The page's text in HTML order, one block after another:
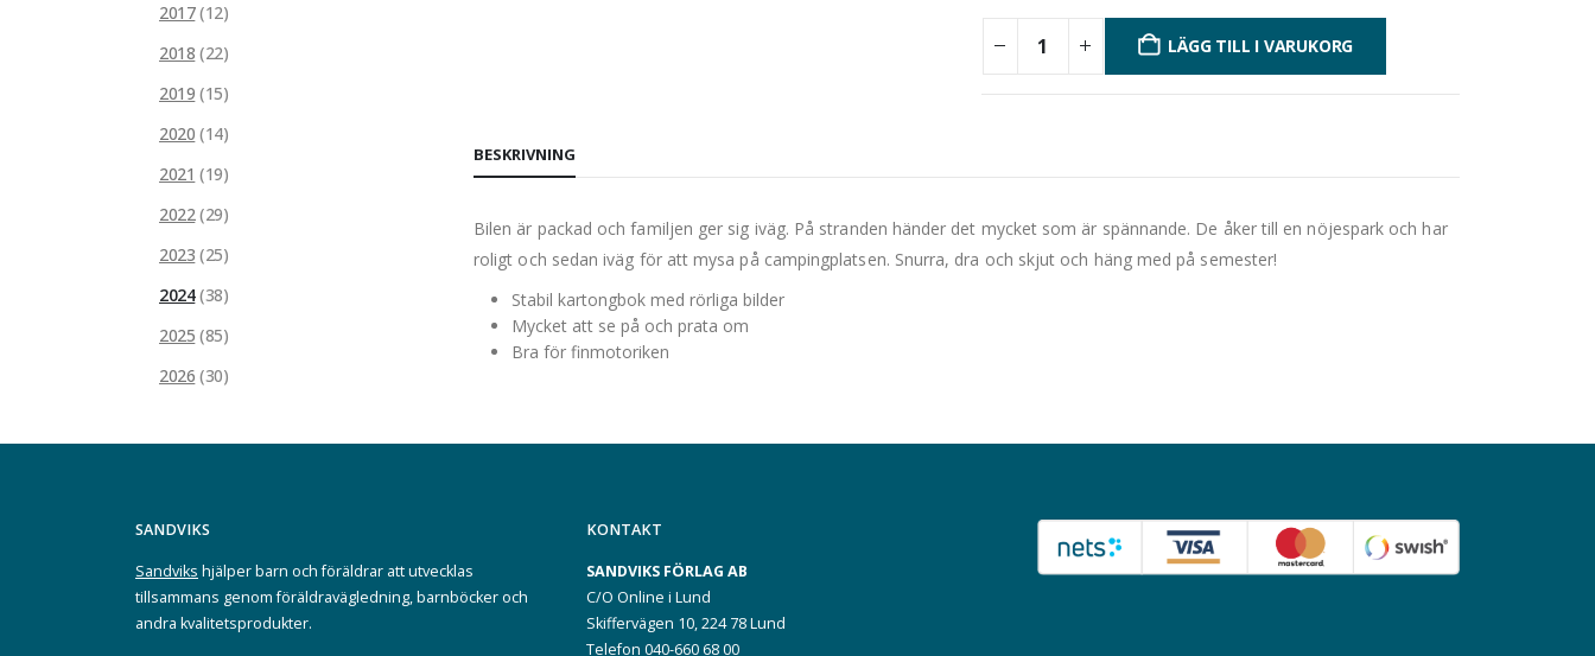
LÄGG TILL I VARUKORG
BESKRIVNING
Bilen är packad och familjen ger sig iväg. På stranden händer det mycket som är spännande. De åker till en nöjespark och har
roligt och sedan iväg för att mysa på campingplatsen. Snurra, dra och skjut och häng med på semester!
Stabil kartongbok med rörliga bilder
Mycket att se på och prata om
Bra för finmotoriken
2017(12)
2018 (22)
2019 (15)
2020 (14)
2021 (19)
2022(29)
2023 (25)
2024(38)
2025 (85)
2026 (30)
SANDVIKS
Sandviks hjälper barn och föräldrar att utvecklas
tillsammans genom föräldravägledning, barnböcker och
andra kvalitetsprodukter.
KONTAKT
SANDVIKS FÖRLAG AB
C/O Online i Lund
Skiffervägen 10, 224 78 Lund
Telefon 040-660 68 00